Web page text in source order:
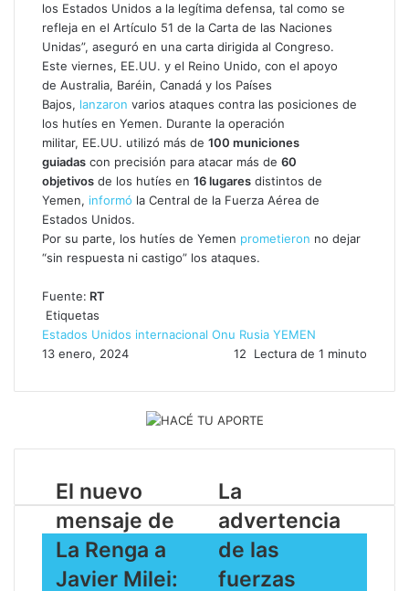
los Estados Unidos a la legítima defensa, tal como se
refleja en el Artículo 51 de la Carta de las Naciones
Unidas”, aseguró en una carta dirigida al Congreso.
Este viernes, EE.UU. y el Reino Unido, con el apoyo
de Australia, Baréin, Canadá y los Países
Bajos, lanzaron varios ataques contra las posiciones de
los hutíes en Yemen. Durante la operación
militar, EE.UU. utilizó más de 100 municiones
guiadas con precisión para atacar más de 60
objetivos de los hutíes en 16 lugares distintos de
Yemen, informó la Central de la Fuerza Aérea de
Estados Unidos.
Por su parte, los hutíes de Yemen prometieron no dejar
“sin respuesta ni castigo” los ataques.
Fuente: RT
Etiquetas
Estados Unidos internacional Onu Rusia YEMEN
13 enero, 2024
12 Lectura de 1 minuto
El nuevo
mensaje de
La Renga a
Javier Milei:
La
advertencia
de las
fuerzas